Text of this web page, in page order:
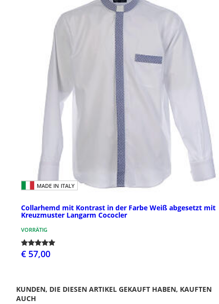
MADE IN ITALY
Collarhemd mit Kontrast in der Farbe Weiß abgesetzt mit
Kreuzmuster Langarm Cococler
VORRÄTIG
€ 57,00
KUNDEN, DIE DIESEN ARTIKEL GEKAUFT HABEN, KAUFTEN
AUCH